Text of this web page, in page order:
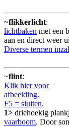
~flikkerlicht:
lichtbaken met een
aan en direct weer
Diverse termen
~flint:
Klik hier voor
afbeelding.
F5 = sluiten.
1> driehoekig
vaarboom. Door